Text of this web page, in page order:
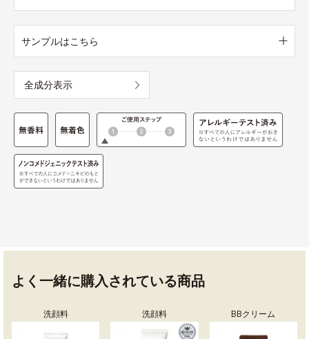
サンプルはこちら
全成分表示
よく一緒に購入されている商品
洗顔料 洗顔料 BBクリーム